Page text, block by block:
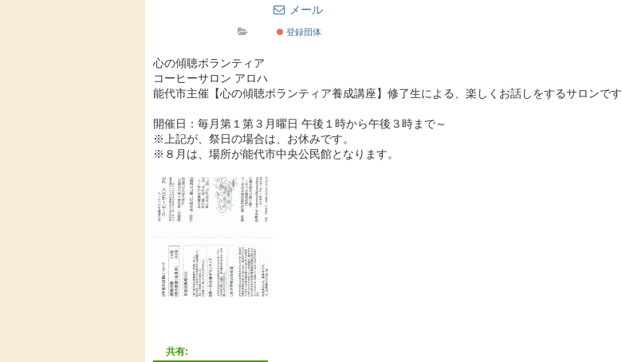
メール
登録団体
心の傾聴ボランティア
コーヒーサロン アロハ
能代市主催【心の傾聴ボランティア養成講座】修了生による、楽しくお話しをするサロンです
開催日：毎月第１第３月曜日 午後１時から午後３時まで～
※上記が、祭日の場合は、お休みです。
※８月は、場所が能代市中央公民館となります。
共有: